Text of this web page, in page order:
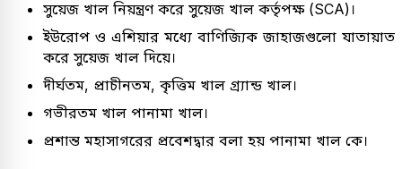
সুয়েজ খাল নিয়ন্ত্রণ করে সুয়েজ খাল কর্তৃপক্ষ (SCA)।
ইউরোপ ও এশিয়ার মধ্যে বাণিজ্যিক জাহাজগুলো যাতায়াত
করে সুয়েজ খাল দিয়ে।
দীর্ঘতম, প্রাচীনতম, কৃত্তিম খাল গ্র্যান্ড খাল।
গভীরতম খাল পানামা খাল।
প্রশান্ত মহাসাগরের প্রবেশদ্বার বলা হয় পানামা খাল কে।